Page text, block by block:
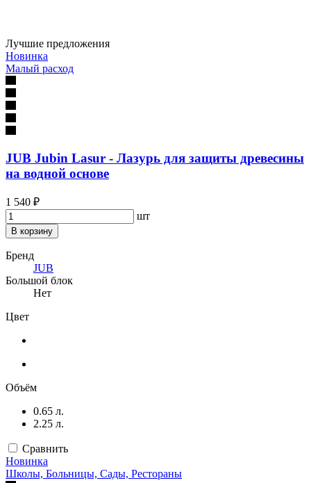
Лучшие предложения
Новинка
Малый расход
JUB Jubin Lasur - Лазурь для защиты древесины
на водной основе
1 540 ₽
шт
В корзину
Бренд
JUB
Большой блок
Нет
Цвет
Объём
0.65 л.
2.25 л.
Сравнить
Новинка
Школы, Больницы, Сады, Рестораны